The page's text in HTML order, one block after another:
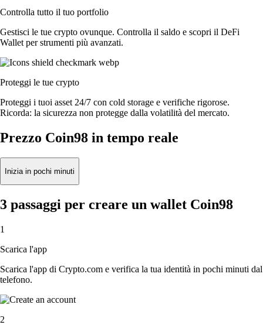
Controlla tutto il tuo portfolio
Gestisci le tue crypto ovunque. Controlla il saldo e scopri il DeFi
Wallet per strumenti più avanzati.
Proteggi le tue crypto
Proteggi i tuoi asset 24/7 con cold storage e verifiche rigorose.
Ricorda: la sicurezza non protegge dalla volatilità del mercato.
Prezzo Coin98 in tempo reale
Inizia in pochi minuti
3 passaggi per creare un wallet Coin98
1
Scarica l'app
Scarica l'app di Crypto.com e verifica la tua identità in pochi minuti dal
telefono.
2